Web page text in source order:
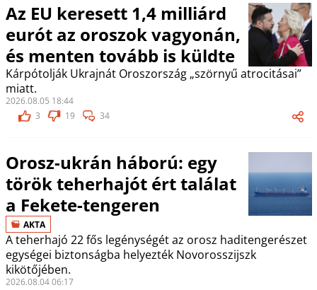
Az EU keresett 1,4 milliárd
eurót az oroszok vagyonán,
és menten tovább is küldte
Kárpótolják Ukrajnát Oroszország „szörnyű atrocitásai”
miatt.
2026.08.05 18:44
3
19 34
Orosz-ukrán háború: egy
török teherhajót ért találat
a Fekete-tengeren
AKTA
A teherhajó 22 fős legénységét az orosz haditengerészet
egységei biztonságba helyezték Novorosszijszk
kikötőjében.
2026.08.04 06:17